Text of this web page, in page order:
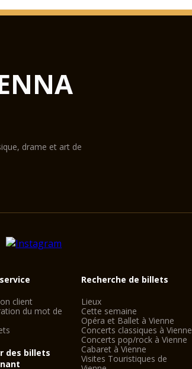
drame et art de
client
du mot de
des billets
Recherche de billets
Lieux
Cette semaine
Opéra et Ballet à Vienne
Concerts classiques à Vienne
Concerts pop/rock à Vienne
Cabaret à Vienne
Visites Touristiques de